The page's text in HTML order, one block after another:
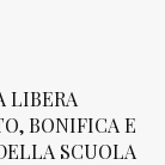
LIBERA
BONIFICA E
SCUOLA